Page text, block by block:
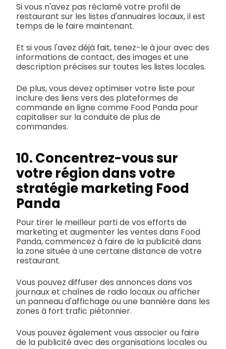
Si vous n'avez pas réclamé votre profil de
restaurant sur les listes d'annuaires locaux, il est
temps de le faire maintenant.
Et si vous l'avez déjà fait, tenez-le à jour avec des
informations de contact, des images et une
description précises sur toutes les listes locales.
De plus, vous devez optimiser votre liste pour
inclure des liens vers des plateformes de
commande en ligne comme Food Panda pour
capitaliser sur la conduite de plus de
commandes.
10. Concentrez-vous sur
votre région dans votre
stratégie marketing Food
Panda
Pour tirer le meilleur parti de vos efforts de
marketing et augmenter les ventes dans Food
Panda, commencez à faire de la publicité dans
la zone située à une certaine distance de votre
restaurant.
Vous pouvez diffuser des annonces dans vos
journaux et chaînes de radio locaux ou afficher
un panneau d'affichage ou une bannière dans les
zones à fort trafic piétonnier.
Vous pouvez également vous associer ou faire
de la publicité avec des organisations locales ou